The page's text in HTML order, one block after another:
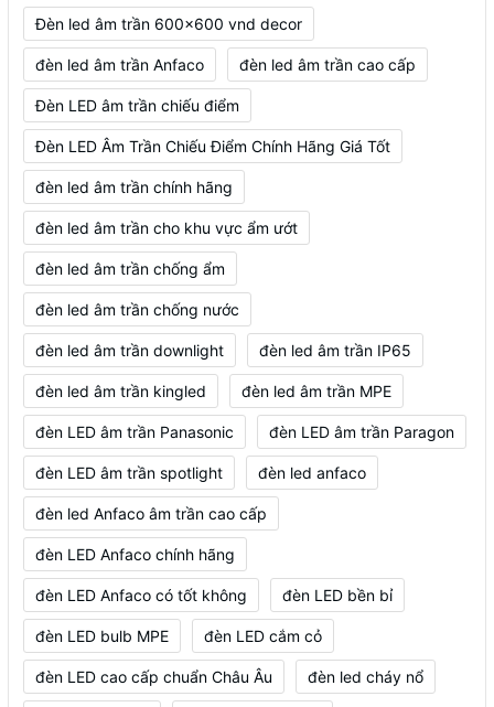
Đèn led âm trần 600x600 vnd decor
đèn led âm trần Anfaco đèn led âm trần cao cấp
Đèn LED âm trần chiếu điểm
Đèn LED Âm Trần Chiếu Điểm Chính Hãng Giá Tốt
đèn led âm trần chính hãng
đèn led âm trần cho khu vực ẩm ướt
đèn led âm trần chống ẩm
đèn led âm trần chống nước
đèn led âm trần downlight đèn led âm trần IP65
đèn led âm trần kingled đèn led âm trần MPE
đèn LED âm trần Panasonic đèn LED âm trần Paragon
đèn LED âm trần spotlight đèn led anfaco
đèn led Anfaco âm trần cao cấp
đèn LED Anfaco chính hãng
đèn LED Anfaco có tốt không đèn LED bền bỉ
đèn LED bulb MPE đèn LED cắm cỏ
đèn LED cao cấp chuẩn Châu Âu đèn led cháy nổ